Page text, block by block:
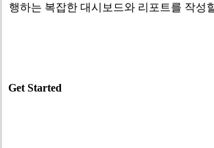
행하는 복잡한 대시보드와 리포트를 작성
Get Started